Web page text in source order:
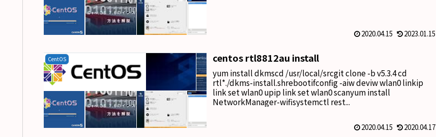
2020.04.15 2023.01.15
CentOS centos rtl8812au install
yum install dkmscd /usr/local/srcgit clone -b v5.3.4 cd
rtl*./dkms-install.shrebootifconfig -aiw deviw wlan0 linkip
link set wlan0 upip link set wlan0 scanyum install
NetworkManager-wifisystemctl rest...
2020.04.15 2020.04.17